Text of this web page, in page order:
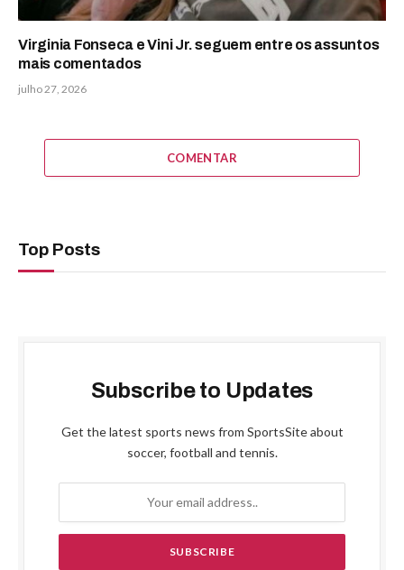
Virginia Fonseca e Vini Jr. seguem entre os assuntos
mais comentados
julho 27, 2026
COMENTAR
Top Posts
Subscribe to Updates
Get the latest sports news from SportsSite about
soccer, football and tennis.